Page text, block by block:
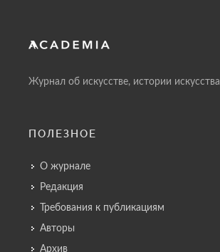
Журнал об искусстве, истории искусства
ПОЛЕЗНОЕ
О журнале
Редакция
Требования к публикациям
Авторы
Архив